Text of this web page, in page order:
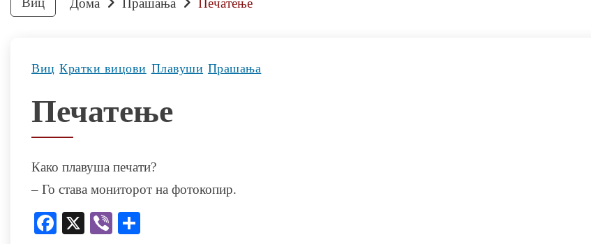
Виц Кратки вицови Плавуши Прашања
Печатење
Како плавуша печати?
– Го става мониторот на фотокопир.
Facebook
X Viber